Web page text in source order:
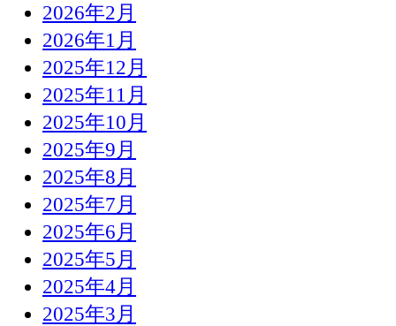
2026年2月
2026年1月
2025年12月
2025年11月
2025年10月
2025年9月
2025年8月
2025年7月
2025年6月
2025年5月
2025年4月
2025年3月